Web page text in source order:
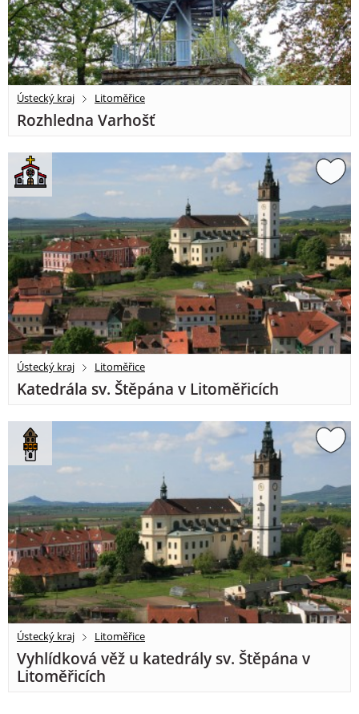
Ústecký kraj Litoměřice
Rozhledna Varhošť
Ústecký kraj Litoměřice
Katedrála sv. Štěpána v Litoměřicích
Ústecký kraj Litoměřice
Vyhlídková věž u katedrály sv. Štěpána v
Litoměřicích